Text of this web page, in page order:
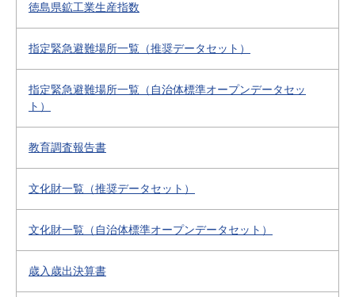
徳島県鉱工業生産指数
指定緊急避難場所一覧（推奨データセット）
指定緊急避難場所一覧（自治体標準オープンデータセッ
ト）
教育調査報告書
文化財一覧（推奨データセット）
文化財一覧（自治体標準オープンデータセット）
歳入歳出決算書